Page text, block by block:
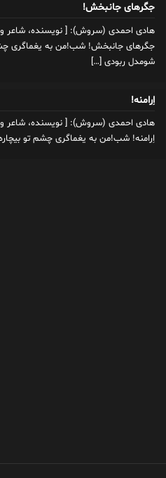
جگرهای جانبخش!
جگرهای جانبخش! شب!من به یغماگری
شومدل ربودی […]
اِرامنه!
اِرامنه! شب!من به یغماگری چشم تو